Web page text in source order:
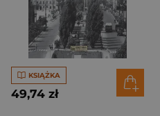
KSIĄŻKA
49,74 zł